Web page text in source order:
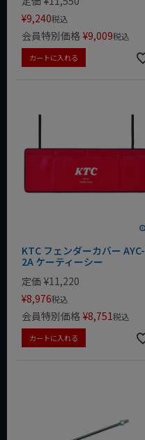
¥9,240税込
会員特別価格 ¥9,009税込
カートに入れる
KTC フェンダーカバー AYC-
2A ケーティーシー
定価 ¥11,220
¥8,976税込
会員特別価格 ¥8,751税込
カートに入れる